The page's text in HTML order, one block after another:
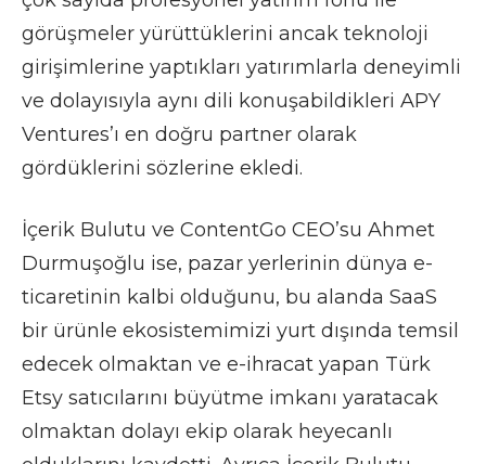
görüşmeler yürüttüklerini ancak teknoloji
girişimlerine yaptıkları yatırımlarla deneyimli
ve dolayısıyla aynı dili konuşabildikleri APY
Ventures’ı en doğru partner olarak
gördüklerini sözlerine ekledi.
İçerik Bulutu ve ContentGo CEO’su Ahmet
Durmuşoğlu ise, pazar yerlerinin dünya e-
ticaretinin kalbi olduğunu, bu alanda SaaS
bir ürünle ekosistemimizi yurt dışında temsil
edecek olmaktan ve e-ihracat yapan Türk
Etsy satıcılarını büyütme imkanı yaratacak
olmaktan dolayı ekip olarak heyecanlı